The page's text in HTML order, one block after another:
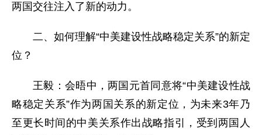
两国交往注入了新的动力。
二、如何理解“中美建设性战略稳定关系”的新定
位？
王毅：会晤中，两国元首同意将“中美建设性战
略稳定关系”作为两国关系的新定位，为未来3年乃
至更长时间的中美关系作出战略指引，受到两国人